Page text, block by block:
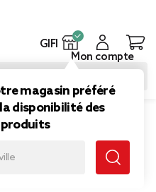
GIFI
magasin préféré
disponibilité des
produits
Mon compte
jaune
blanc x 20